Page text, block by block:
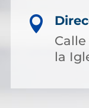

Calle
la